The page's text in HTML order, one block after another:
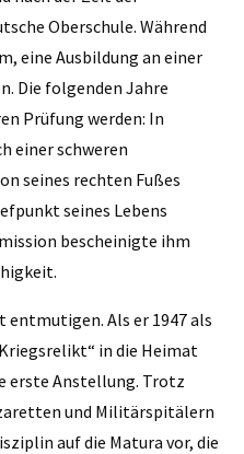
Oberschule. Während
eine Ausbildung an einer
Die folgenden Jahre
Prüfung werden: In
einer schweren
seines rechten Fußes
seines Lebens
bescheinigte ihm
entmutigen. Als er 1947 als
in die Heimat
erste Anstellung. Trotz
und Militärspitälern
auf die Matura vor, die